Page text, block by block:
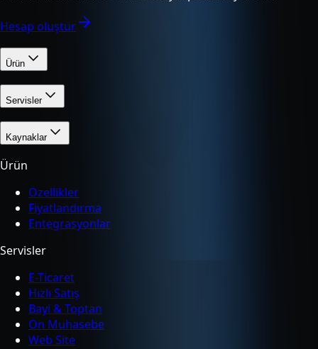
Hesap oluştur
Ürün
Servisler
Kaynaklar
Ürün
Özellikler
Fiyatlandırma
Entegrasyonlar
Servisler
E-Ticaret
Hızlı Satış
Bayi & Toptan
Ön Muhasebe
Web Site